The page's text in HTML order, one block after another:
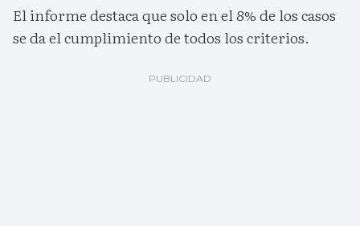
El informe destaca que solo en el 8% de los casos
se da el cumplimiento de todos los criterios.